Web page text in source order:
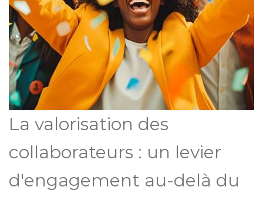
La valorisation des
collaborateurs : un levier
d'engagement au-delà du